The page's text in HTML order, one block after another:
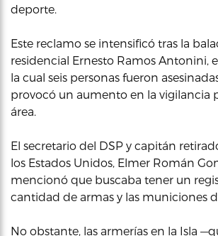
deporte.
Este reclamo se intensificó tras la
residencial Ernesto Ramos Antonini,
la cual seis personas fueron
provocó un aumento en la vigilancia
área.
El secretario del DSP y capitán
los Estados Unidos, Elmer Román
mencionó que buscaba tener un
cantidad de armas y las municiones
No obstante, las armerías en la Isla